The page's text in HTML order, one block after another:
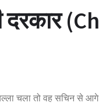
दरकार
चला तो वह सचिन से